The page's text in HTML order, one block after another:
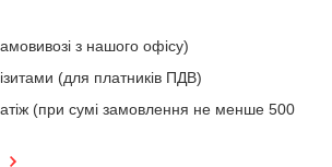
з нашого офісу)
(для платників ПДВ)
(при сумі замовлення не менше 500